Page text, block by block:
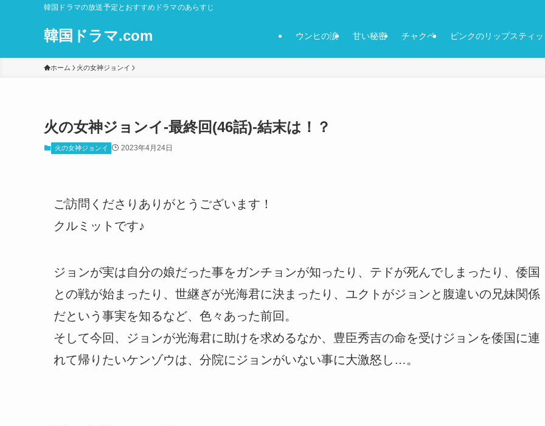
韓国ドラマの放送予定とおすすめドラマのあらすじ
韓国ドラマ.com ウンヒの涙 甘い秘密 チャクペ ピンクのリップスティ
ホーム 火の女神ジョンイ
火の女神ジョンイ-最終回(46話)-結末は！？
火の女神ジョンイ 2023年4月24日
ご訪問くださりありがとうございます！
クルミットです♪
ジョンが実は自分の娘だった事をガンチョンが知ったり、テドが死んでしまったり、倭国
との戦が始まったり、世継ぎが光海君に決まったり、ユクトがジョンと腹違いの兄妹関係
だという事実を知るなど、色々あった前回。
そして今回、ジョンが光海君に助けを求めるなか、豊臣秀吉の命を受けジョンを倭国に連
れて帰りたいケンゾウは、分院にジョンがいない事に大激怒し…。